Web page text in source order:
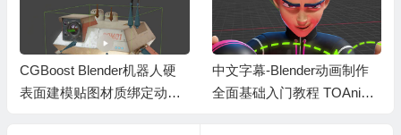
CGBoost Blender机器人硬
表面建模贴图材质绑定动画
中文字幕-Blender动画制作
全面基础入门教程 TOAnima